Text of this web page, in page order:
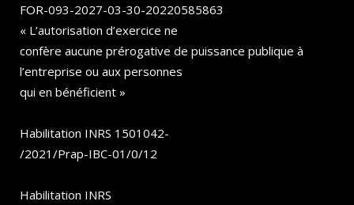
FOR-093-2027-03-30-20220585863
« L’autorisation d’exercice ne
confère aucune prérogative de puissance publique à
l’entreprise ou aux personnes
qui en bénéficient »
Habilitation INRS 1501042-
/2021/Prap-IBC-01/0/12
Habilitation INRS